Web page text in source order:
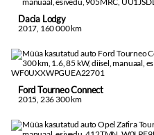
Dacia Lodgy
2017, 160 000 km
Ford Tourneo Connect
2015, 236 300 km